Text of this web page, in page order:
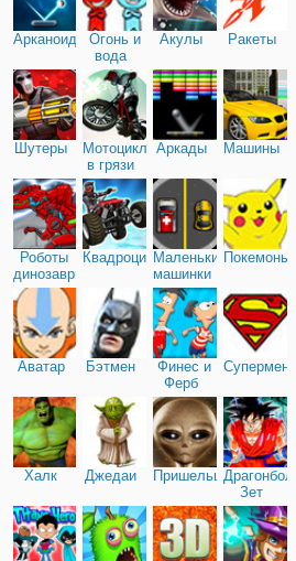
Арканоид
Огонь и
вода
Акулы Ракеты
Шутеры
Мотоциклы
в грязи
Аркады Машины
Роботы
динозавры
КвадроциклыМаленькие
машинки
Покемоны
Аватар Бэтмен
Финес и
Ферб
Супермен
Халк Джедаи ПришельцыДрагонболл
Зет